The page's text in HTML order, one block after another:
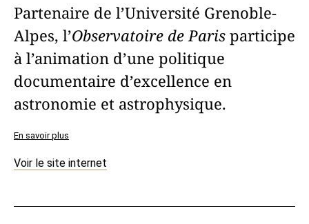
Partenaire de l’Université Grenoble-
Alpes, l’Observatoire de Paris participe
à l’animation d’une politique
documentaire d’excellence en
astronomie et astrophysique.
En savoir plus
Voir le site internet